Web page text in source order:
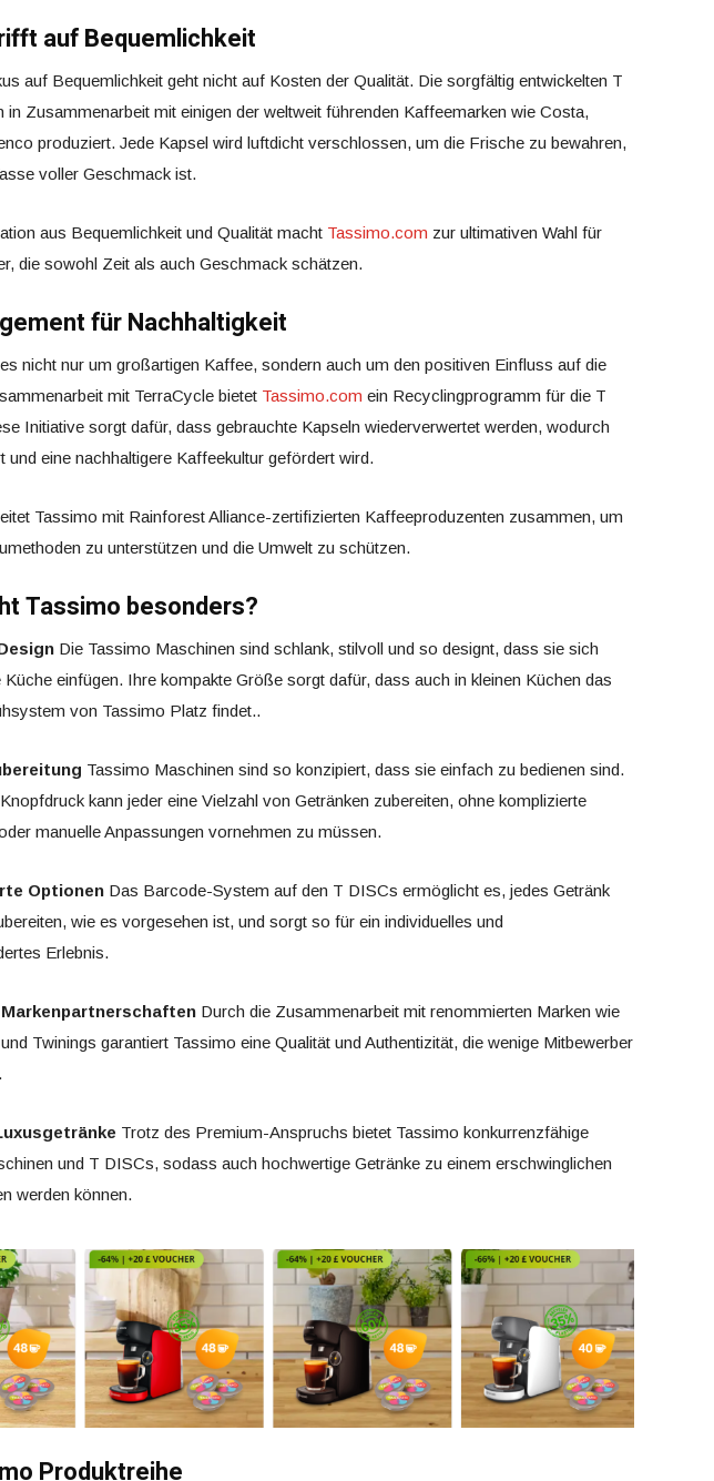
auf Bequemlichkeit
auf Bequemlichkeit geht nicht auf Kosten der Qualität. Die sorgfältig entwickelten T
in Zusammenarbeit mit einigen der weltweit führenden Kaffeemarken wie Costa,
produziert. Jede Kapsel wird luftdicht verschlossen, um die Frische zu bewahren,
voller Geschmack ist.
aus Bequemlichkeit und Qualität macht Tassimo.com zur ultimativen Wahl für
die sowohl Zeit als auch Geschmack schätzen.
für Nachhaltigkeit
nicht nur um großartigen Kaffee, sondern auch um den positiven Einfluss auf die
mit TerraCycle bietet Tassimo.com ein Recyclingprogramm für die T
Initiative sorgt dafür, dass gebrauchte Kapseln wiederverwertet werden, wodurch
und eine nachhaltigere Kaffeekultur gefördert wird.
Tassimo mit Rainforest Alliance-zertifizierten Kaffeeproduzenten zusammen, um
zu unterstützen und die Umwelt zu schützen.
Tassimo besonders?
Die Tassimo Maschinen sind schlank, stilvoll und so designt, dass sie sich
Küche einfügen. Ihre kompakte Größe sorgt dafür, dass auch in kleinen Küchen das
von Tassimo Platz findet..
Tassimo Maschinen sind so konzipiert, dass sie einfach zu bedienen sind.
kann jeder eine Vielzahl von Getränken zubereiten, ohne komplizierte
manuelle Anpassungen vornehmen zu müssen.
Optionen Das Barcode-System auf den T DISCs ermöglicht es, jedes Getränk
wie es vorgesehen ist, und sorgt so für ein individuelles und
Erlebnis.
Durch die Zusammenarbeit mit renommierten Marken wie
Twinings garantiert Tassimo eine Qualität und Authentizität, die wenige Mitbewerber
Trotz des Premium-Anspruchs bietet Tassimo konkurrenzfähige
und T DISCs, sodass auch hochwertige Getränke zu einem erschwinglichen
werden können.
Produktreihe